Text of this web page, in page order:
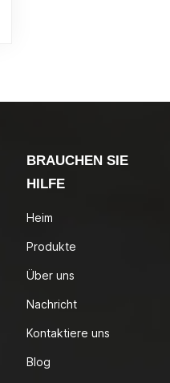
BRAUCHEN SIE
HILFE
Heim
Produkte
Über uns
Nachricht
Kontaktiere uns
Blog